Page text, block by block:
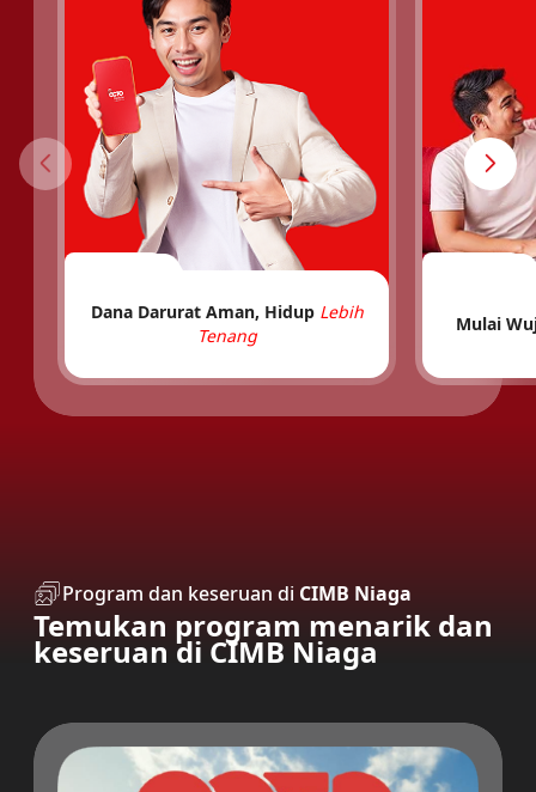
Dana Darurat Aman, HidupLebih
Tenang
Mulai
Program dan keseruan di CIMB Niaga
Temukan program menarik dan
keseruan di CIMB Niaga